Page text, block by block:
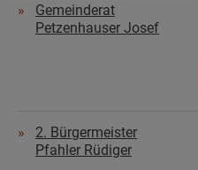
Gemeinderat
Petzenhauser Josef
2. Bürgermeister
Pfahler Rüdiger